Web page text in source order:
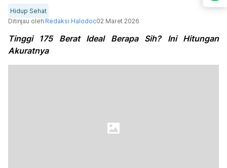
Hidup Sehat
Ditinjau oleh Redaksi Halodoc02 Maret 2026
Tinggi 175 Berat Ideal Berapa Sih? Ini Hitungan
Akuratnya